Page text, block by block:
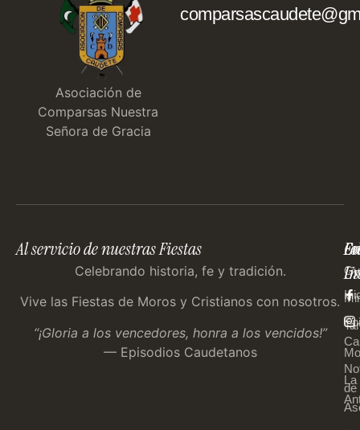
Asociación de
Comparsas Nuestra
Señora de Gracia
Al servicio de nuestras Fiestas
Celebrando historia, fe y tradición.
Vive las Fiestas de Moros y Cristianos con nosotros.
“¡Gloria a los vencedores, honra a los vencidos!”
— Episodios Caudetanos
de
La
Us